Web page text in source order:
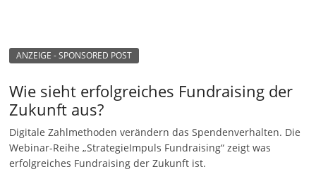
ANZEIGE - SPONSORED POST
Wie sieht erfolgreiches Fundraising der
Zukunft aus?
Digitale Zahlmethoden verändern das Spendenverhalten. Die
Webinar-Reihe „StrategieImpuls Fundraising“ zeigt was
erfolgreiches Fundraising der Zukunft ist.